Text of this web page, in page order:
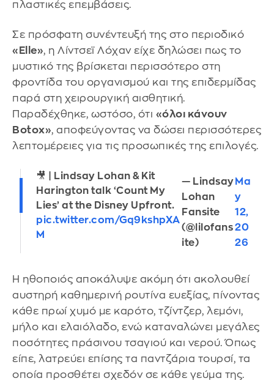
πλαστικές επεμβάσεις.
Σε πρόσφατη συνέντευξή της στο περιοδικό
«Elle», η Λίντσεϊ Λόχαν είχε δηλώσει πως το
μυστικό της βρίσκεται περισσότερο στη
φροντίδα του οργανισμού και της επιδερμίδας
παρά στη χειρουργική αισθητική.
Παραδέχθηκε, ωστόσο, ότι «όλοι κάνουν
Botox», αποφεύγοντας να δώσει περισσότερες
λεπτομέρειες για τις προσωπικές της επιλογές.
🎥 | Lindsay Lohan & Kit
Harington talk ‘Count My
Lies’ at the Disney Upfront.
pic.twitter.com/Gq9kshpXA
M
— Lindsay
Lohan
Fansite
(@lilofans
ite)
Ma
y
12,
20
26
Η ηθοποιός αποκάλυψε ακόμη ότι ακολουθεί
αυστηρή καθημερινή ρουτίνα ευεξίας, πίνοντας
κάθε πρωί χυμό με καρότο, τζίντζερ, λεμόνι,
μήλο και ελαιόλαδο, ενώ καταναλώνει μεγάλες
ποσότητες πράσινου τσαγιού και νερού. Όπως
είπε, λατρεύει επίσης τα παντζάρια τουρσί, τα
οποία προσθέτει σχεδόν σε κάθε γεύμα της.